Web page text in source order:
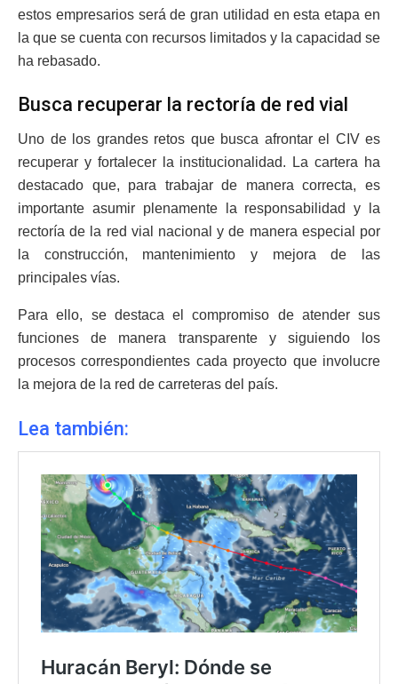
estos empresarios será de gran utilidad en esta etapa en
la que se cuenta con recursos limitados y la capacidad se
ha rebasado.
Busca recuperar la rectoría de red vial
Uno de los grandes retos que busca afrontar el CIV es
recuperar y fortalecer la institucionalidad. La cartera ha
destacado que, para trabajar de manera correcta, es
importante asumir plenamente la responsabilidad y la
rectoría de la red vial nacional y de manera especial por
la construcción, mantenimiento y mejora de las
principales vías.
Para ello, se destaca el compromiso de atender sus
funciones de manera transparente y siguiendo los
procesos correspondientes cada proyecto que involucre
la mejora de la red de carreteras del país.
Lea también: